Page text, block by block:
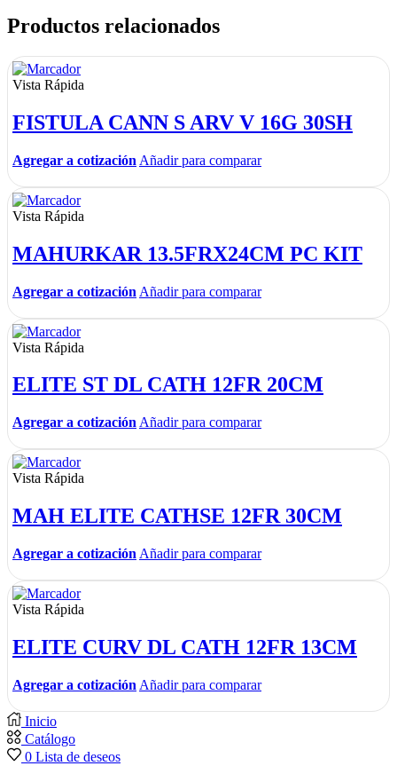
Productos relacionados
Vista Rápida
FISTULA CANN S ARV V 16G 30SH
Agregar a cotización Añadir para comparar
Vista Rápida
MAHURKAR 13.5FRX24CM PC KIT
Agregar a cotización Añadir para comparar
Vista Rápida
ELITE ST DL CATH 12FR 20CM
Agregar a cotización Añadir para comparar
Vista Rápida
MAH ELITE CATHSE 12FR 30CM
Agregar a cotización Añadir para comparar
Vista Rápida
ELITE CURV DL CATH 12FR 13CM
Agregar a cotización Añadir para comparar
Inicio
Catálogo
0 Lista de deseos